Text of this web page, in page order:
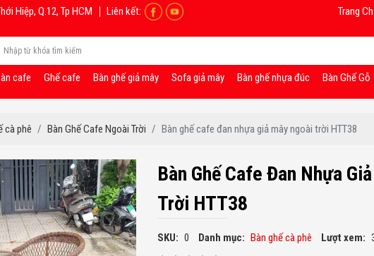
Hiệp, Q.12, Tp HCM Liên kết: Trang
cafe Ghế cafe Bàn ghế giả mây Sofa giả mây Bàn ghế nhựa đúc Bàn Ghế Gỗ
cà phê Bàn Ghế Cafe Ngoài Trời Bàn ghế cafe đan nhựa giả mây ngoài trời HTT38
Bàn Ghế Cafe Đan Nhựa
Trời HTT38
SKU: 0 Danh mục: Bàn ghế cà phê Lượt xem: